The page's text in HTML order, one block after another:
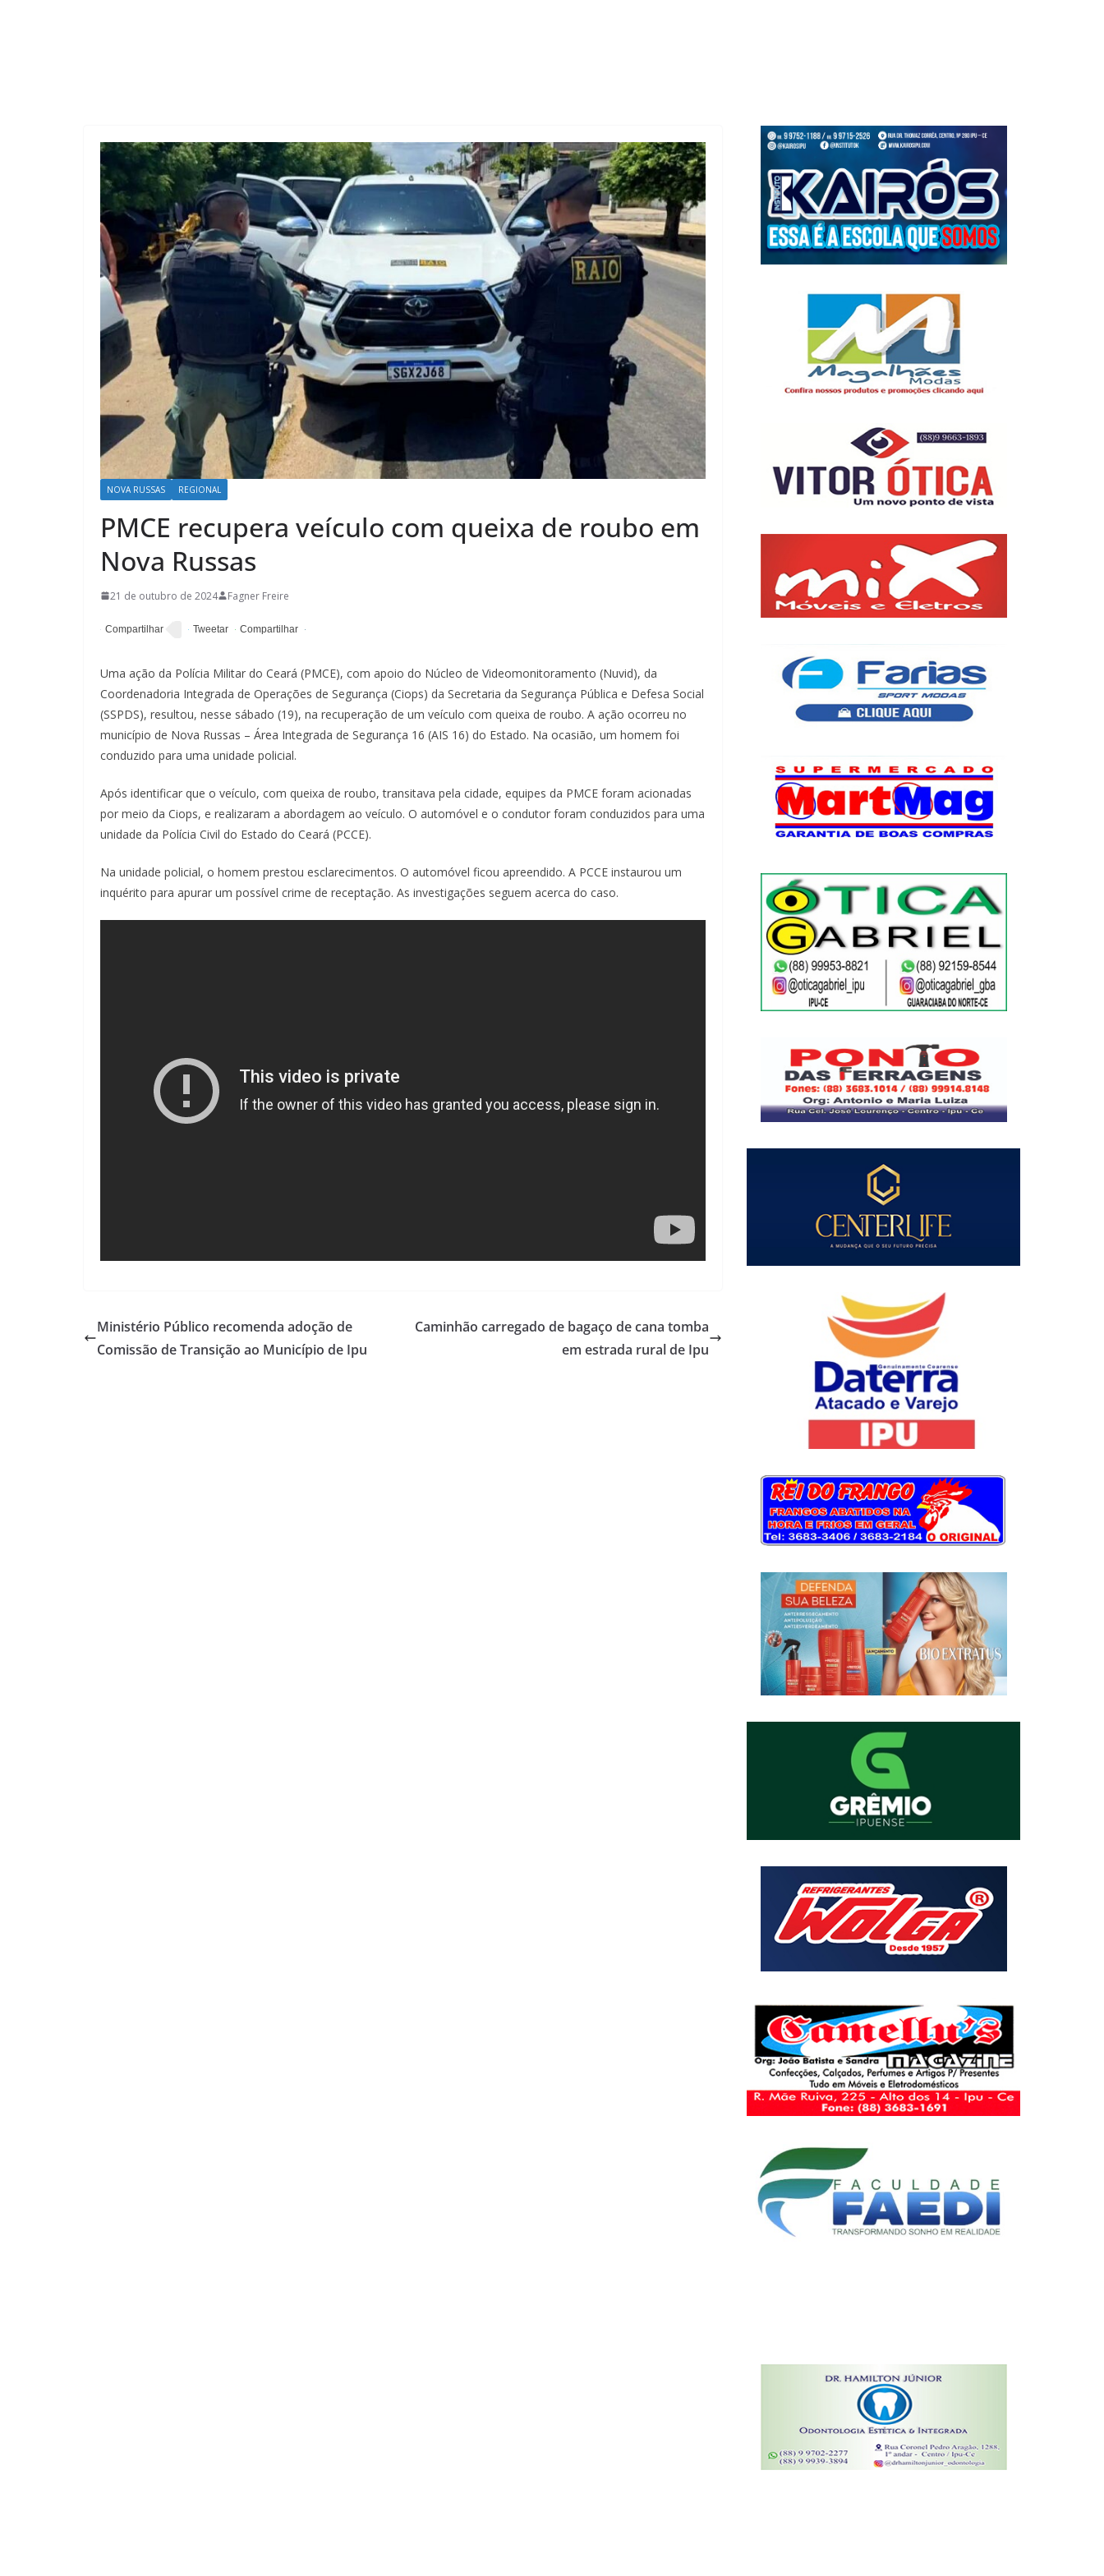
NOVA RUSSAS REGIONAL
PMCE recupera veículo com queixa de roubo em
Nova Russas
21 de outubro de 2024 Fagner Freire
Uma ação da Polícia Militar do Ceará (PMCE), com apoio do Núcleo de Videomonitoramento (Nuvid), da
Coordenadoria Integrada de Operações de Segurança (Ciops) da Secretaria da Segurança Pública e Defesa Social
(SSPDS), resultou, nesse sábado (19), na recuperação de um veículo com queixa de roubo. A ação ocorreu no
município de Nova Russas – Área Integrada de Segurança 16 (AIS 16) do Estado. Na ocasião, um homem foi
conduzido para uma unidade policial.
Após identificar que o veículo, com queixa de roubo, transitava pela cidade, equipes da PMCE foram acionadas
por meio da Ciops, e realizaram a abordagem ao veículo. O automóvel e o condutor foram conduzidos para uma
unidade da Polícia Civil do Estado do Ceará (PCCE).
Na unidade policial, o homem prestou esclarecimentos. O automóvel ficou apreendido. A PCCE instaurou um
inquérito para apurar um possível crime de receptação. As investigações seguem acerca do caso.
Ministério Público recomenda adoção de
Comissão de Transição ao Município de Ipu
Caminhão carregado de bagaço de cana tomba
em estrada rural de Ipu